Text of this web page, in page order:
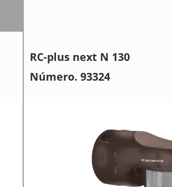
RC-plus next N 130
Número. 93324